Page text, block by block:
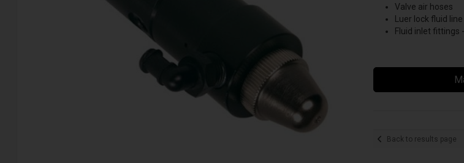
Valve air hoses
Luer lock fluid line
Fluid inlet fittings
Back to results page